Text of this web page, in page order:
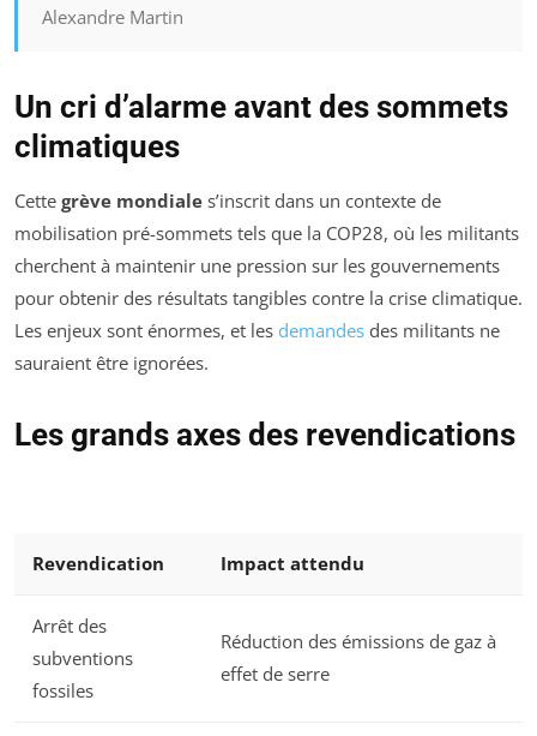
Alexandre Martin
Un cri d’alarme avant des sommets
climatiques
Cette grève mondiale s’inscrit dans un contexte de
mobilisation pré-sommets tels que la COP28, où les militants
cherchent à maintenir une pression sur les gouvernements
pour obtenir des résultats tangibles contre la crise climatique.
Les enjeux sont énormes, et les demandes des militants ne
sauraient être ignorées.
Les grands axes des revendications
Revendication Impact attendu
Arrêt des
subventions
fossiles
Réduction des émissions de gaz à
effet de serre